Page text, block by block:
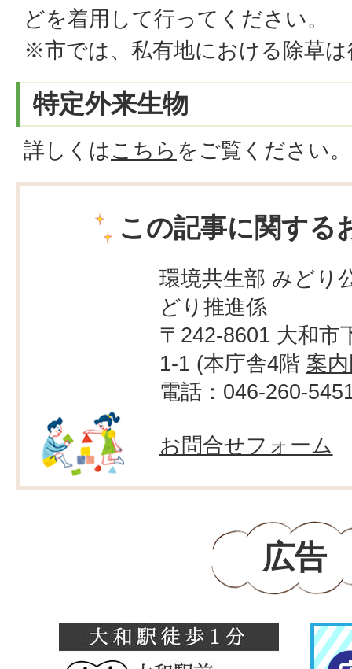
どを着用して行ってください。
※市では、私有地における除草
特定外来生物
詳しくはこちら をご覧ください。
この記事に関する
環境共生部 みどり
どり推進係
〒242-8601 大和市
1-1 (本庁舎4階 案
電話：046-260-
お問合せフォーム
広告